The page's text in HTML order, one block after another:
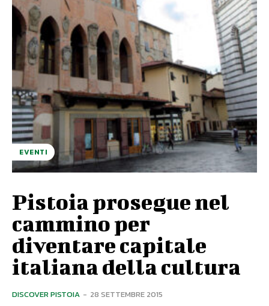
EVENTI
Pistoia prosegue nel
cammino per
diventare capitale
italiana della cultura
DISCOVER PISTOIA - 28 SETTEMBRE 2015